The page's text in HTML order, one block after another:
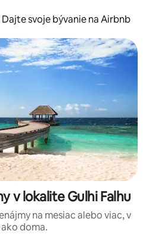
Dajte svoje bývanie na Airbnb
v lokalite Gulhi Falhu
na mesiac alebo viac, v
doma.